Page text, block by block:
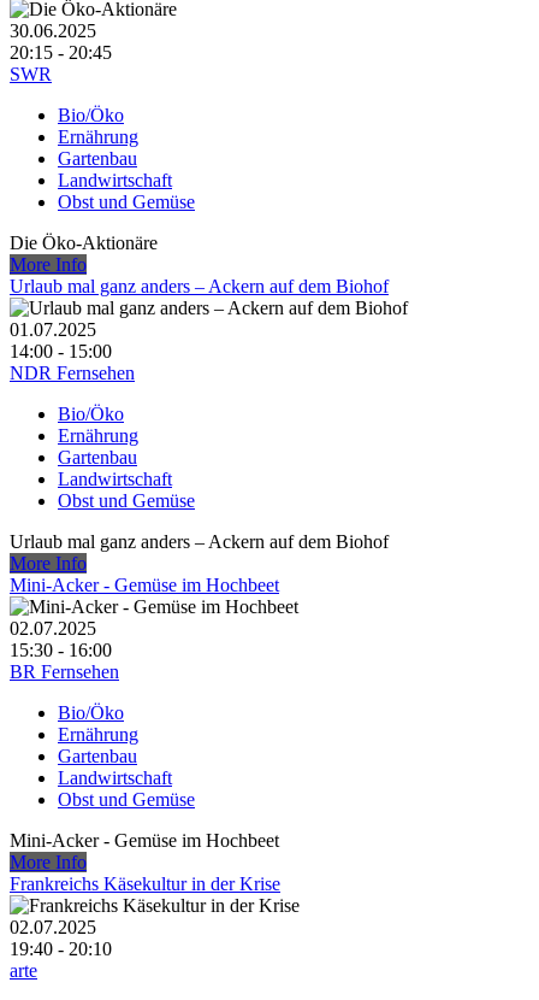
30.06.2025
20:15 - 20:45
SWR
Bio/Öko
Ernährung
Gartenbau
Landwirtschaft
Obst und Gemüse
Die Öko-Aktionäre
More Info
Urlaub mal ganz anders – Ackern auf dem Biohof
01.07.2025
14:00 - 15:00
NDR Fernsehen
Bio/Öko
Ernährung
Gartenbau
Landwirtschaft
Obst und Gemüse
Urlaub mal ganz anders – Ackern auf dem Biohof
More Info
Mini-Acker - Gemüse im Hochbeet
02.07.2025
15:30 - 16:00
BR Fernsehen
Bio/Öko
Ernährung
Gartenbau
Landwirtschaft
Obst und Gemüse
Mini-Acker - Gemüse im Hochbeet
More Info
Frankreichs Käsekultur in der Krise
02.07.2025
19:40 - 20:10
arte